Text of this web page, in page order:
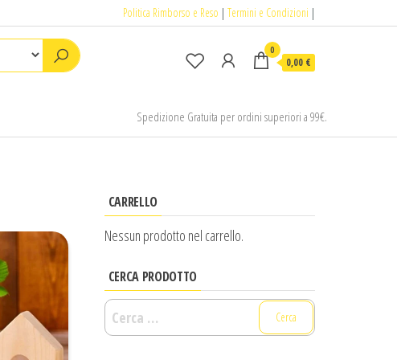
Politica Rimborso e Reso | Termini e Condizioni |
0
0,00 €
Spedizione Gratuita per ordini superiori a 99€.
CARRELLO
Nessun prodotto nel carrello.
CERCA PRODOTTO
Ricerca
per: